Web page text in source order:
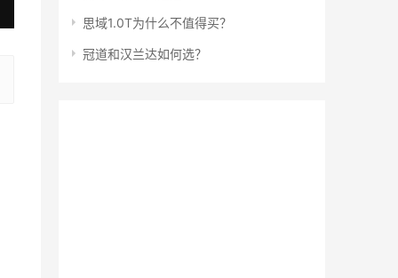
思域1.0T为什么不值得买？
冠道和汉兰达如何选？